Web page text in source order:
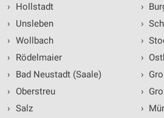
›
Hollstadt
›
Unsleben
› Wollbach
›
Rödelmaier
›
Bad Neustadt (Saale)
›
Oberstreu
› Salz
›
›
›
›
›
›
›